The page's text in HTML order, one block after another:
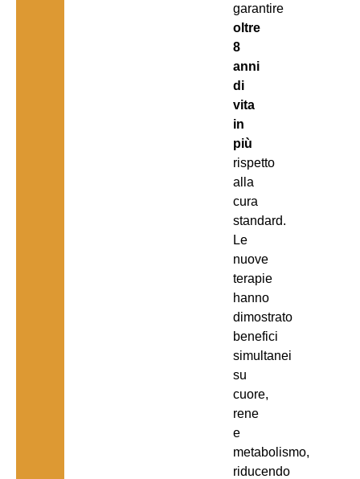
garantire
oltre
8
anni
di
vita
in
più
rispetto
alla
cura
standard.
Le
nuove
terapie
hanno
dimostrato
benefici
simultanei
su
cuore,
rene
e
metabolismo,
riducendo